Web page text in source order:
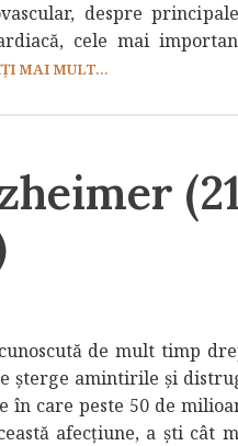
despre
cele mai
MAI MULT...
(21
de mult timp
șterge amintirile și
în care peste 50 de
afecțiune, a ști cât